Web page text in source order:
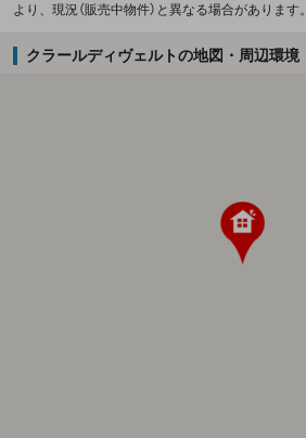
より、現況（販売中物件）と異なる場合があります。
クラールディヴェルトの地図・周辺環境